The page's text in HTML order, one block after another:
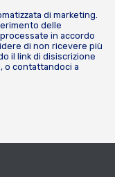
di marketing.
delle
in accordo
di non ricevere più
il link di disiscrizione
o contattandoci a